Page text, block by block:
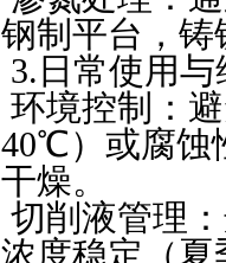
钢制平台， 铸
3. 日常使用
环境控制：
40℃）或腐蚀
干燥。
切削液管理
浓度稳定（夏